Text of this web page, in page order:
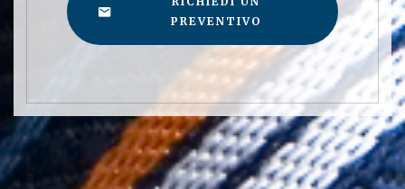
PREVENTIVO